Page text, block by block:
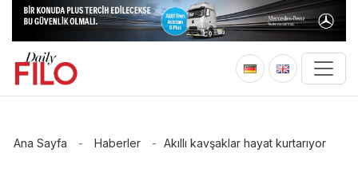
Ana Sayfa - Haberler - Akıllı kavşaklar hayat kurtarıyor